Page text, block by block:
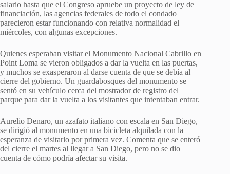
salario hasta que el Congreso apruebe un proyecto de ley de
financiación, las agencias federales de todo el condado
parecieron estar funcionando con relativa normalidad el
miércoles, con algunas excepciones.
Quienes esperaban visitar el Monumento Nacional Cabrillo en
Point Loma se vieron obligados a dar la vuelta en las puertas,
y muchos se exasperaron al darse cuenta de que se debía al
cierre del gobierno. Un guardabosques del monumento se
sentó en su vehículo cerca del mostrador de registro del
parque para dar la vuelta a los visitantes que intentaban entrar.
Aurelio Denaro, un azafato italiano con escala en San Diego,
se dirigió al monumento en una bicicleta alquilada con la
esperanza de visitarlo por primera vez. Comenta que se enteró
del cierre el martes al llegar a San Diego, pero no se dio
cuenta de cómo podría afectar su visita.